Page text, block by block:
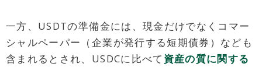
一方、USDTの準備金には、現金だけでなくコマー
シャルペーパー（企業が発行する短期債券）なども
含まれるとされ、USDCに比べて 資産の質に関する